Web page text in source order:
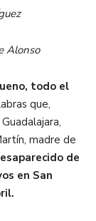
Alonso
todo el
que,
madre de
de
en San